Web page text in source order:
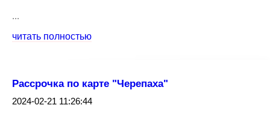
...
читать полностью
Рассрочка по карте "Черепаха"
2024-02-21 11:26:44